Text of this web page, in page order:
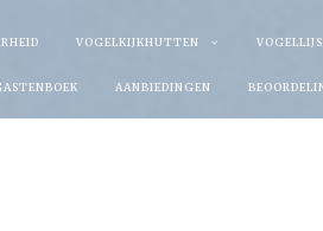
VOGELKIJKHUTTEN
AANBIEDINGEN